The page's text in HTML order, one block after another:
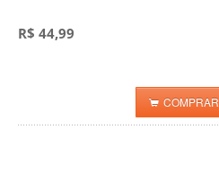
R$ 44,99
COMPRAR